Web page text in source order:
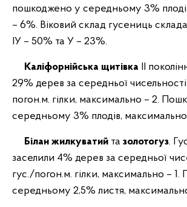
пошкоджено у середньому 3%
– 6%. Віковий склад гусениць
ІУ – 50% та У – 23%.
Каліфорнійська щитівка ІІ
29% дерев за середньої
погон.м. гілки, максимально – 2.
середньому 3% плодів,
Білан жилкуватий та золотогуз.
заселили 4% дерев за середньої
гус./погон.м. гілки, максимально –
середньому 2,5% листя,